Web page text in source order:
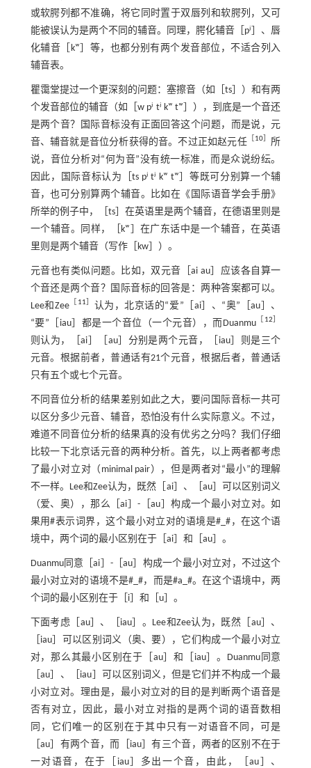
或软腭列都不准确，将它同时置于双唇列和软腭列，又可
能被误认为是两个不同的辅音。同理，腭化辅音［pʲ］、唇
化辅音［kʷ］等，也都分别有两个发音部位，不适合列入
辅音表。
瞿霭堂提过一个更深刻的问题：塞擦音（如［ts］）和有两
个发音部位的辅音（如［w pʲ tʲ kʷ tʷ］），到底是一个音还
是两个音？国际音标没有正面回答这个问题，而是说，元
音、辅音就是音位分析获得的音。不过正如赵元任 ［10］ 所
说，音位分析对“何为音”没有统一标准，而是众说纷纭。
因此，国际音标认为［ts pʲ tʲ kʷ tʷ］等既可分别算一个辅
音，也可分别算两个辅音。比如在《国际语音学会手册》
所举的例子中，［ts］在英语里是两个辅音，在德语里则是
一个辅音。同样，［kʷ］在广东话中是一个辅音，在英语
里则是两个辅音（写作［kw］）。
元音也有类似问题。比如，双元音［ai au］应该各自算一
个音还是两个音？国际音标的回答是：两种答案都可以。
Lee和Zee ［ 11］ 认为，北京话的“爱”［ai］、“奥”［au］、
“要”［iau］都是一个音位（一个元音），而Duanmu［ 12］
则认为，［ai］［au］分别是两个元音，［iau］则是三个
元音。根据前者，普通话有21个元音，根据后者，普通话
只有五个或七个元音。
不同音位分析的结果差别如此之大，要问国际音标一共可
以区分多少元音、辅音，恐怕没有什么实际意义。不过，
难道不同音位分析的结果真的没有优劣之分吗？我们仔细
比较一下北京话元音的两种分析。首先，以上两者都考虑
了最小对立对（minimal pair），但是两者对“最小”的理解
不一样。Lee和Zee认为，既然［ai］、［au］可以区别词义
（爱、奥），那么［ai］-［au］构成一个最小对立对。如
果用#表示词界，这个最小对立对的语境是#_#，在这个语
境中，两个词的最小区别在于［ai］和［au］。
Duanmu同意［ai］-［au］构成一个最小对立对，不过这个
最小对立对的语境不是#_#，而是#a_#。在这个语境中，两
个词的最小区别在于［i］和［u］。
下面考虑［au］、［iau］。Lee和Zee认为，既然［au］、
［iau］可以区别词义（奥、要），它们构成一个最小对立
对，那么其最小区别在于［au］和［iau］。Duanmu同意
［au］、［iau］可以区别词义，但是它们并不构成一个最
小对立对。理由是，最小对立对的目的是判断两个语音是
否有对立，因此，最小对立对指的是两个词的语音数相
同，它们唯一的区别在于其中只有一对语音不同，可是
［au］有两个音，而［iau］有三个音，两者的区别不在于
一对语音，在于［iau］多出一个音，由此，［au］、